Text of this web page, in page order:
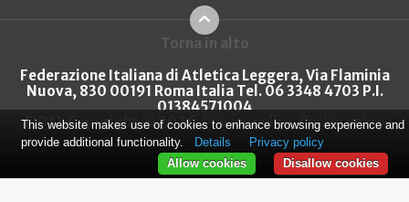
Torna in alto
Federazione Italiana di Atletica Leggera, Via Flaminia
Nuova, 830 00191 Roma Italia Tel. 06 3348 4703 P.I.
01384571004
FIDAL Copyright © 2026 Privacy policy Cookie policy
This website makes use of cookies to enhance browsing experience and
provide additional functionality.
Details
Privacy policy
Disallow cookies
Allow cookies